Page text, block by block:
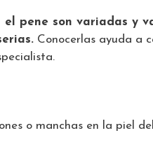
el pene son variadas y
Conocerlas ayuda a
o manchas en la piel